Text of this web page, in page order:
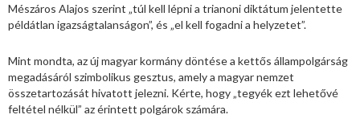
Mészáros Alajos szerint „túl kell lépni a trianoni diktátum jelentette
példátlan igazságtalanságon”, és „el kell fogadni a helyzetet”.
Mint mondta, az új magyar kormány döntése a kettős állampolgárság
megadásáról szimbolikus gesztus, amely a magyar nemzet
összetartozását hivatott jelezni. Kérte, hogy „tegyék ezt lehetővé
feltétel nélkül” az érintett polgárok számára.